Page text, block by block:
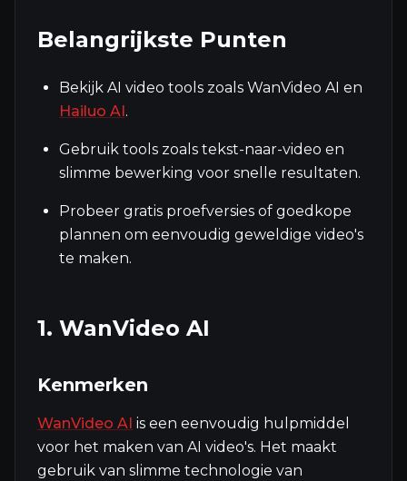
Belangrijkste Punten
Bekijk AI video tools zoals WanVideo AI en
Hailuo AI .
Gebruik tools zoals tekst-naar-video en
slimme bewerking voor snelle resultaten.
Probeer gratis proefversies of goedkope
plannen om eenvoudig geweldige video's
te maken.
1. WanVideo AI
Kenmerken
WanVideo AI is een eenvoudig hulpmiddel
voor het maken van AI video's. Het maakt
gebruik van slimme technologie van